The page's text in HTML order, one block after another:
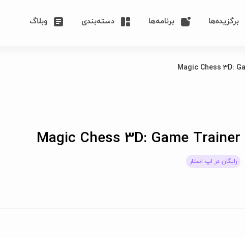
برگزیده‌ها برنامه‌ها دسته‌بندی وبلاگ
Magic Chess 3D:
Magic Chess 3D: Game Trainer
رایگان در اپ استار